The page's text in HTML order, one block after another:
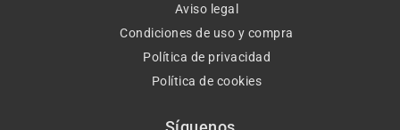
Aviso legal
Condiciones de uso y compra
Política de privacidad
Política de cookies